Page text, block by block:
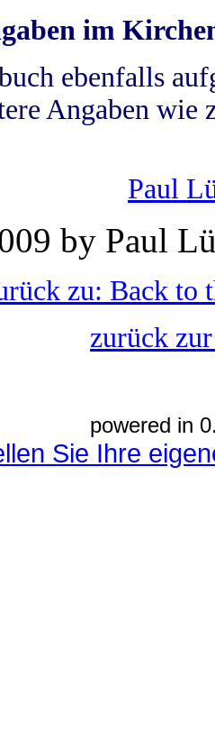
im
ebenfalls
Angaben wie
Paul
by Paul
zu: Back to
zurück
powered in
Sie Ihre